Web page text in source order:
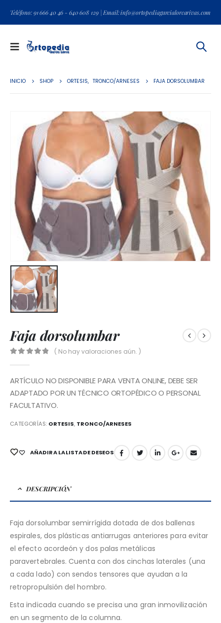
Teléfono: 91 666 40 46 - 640 608 129 | Email: info@ortopediagarcialorcarivas.com
INICIO SHOP ORTESIS, TRONCO/ARNESES FAJA DORSOLUMBAR
Faja dorsolumbar
( No hay valoraciones aún. )
ARTÍCULO NO DISPONIBLE PARA VENTA ONLINE, DEBE SER
ADAPTADO POR UN TÉCNICO ORTOPÉDICO O PERSONAL
FACULTATIVO.
CATEGORÍAS: ORTESIS, TRONCO/ARNESES
AÑADIR A LA LISTA DE DESEOS
DESCRIPCIÓN
Faja dorsolumbar semirrígida dotada de dos ballenas
espirales, dos plásticas antiarrugas anteriores para evitar
el efecto acordeón y dos palas metálicas
paravertebrales. Cuenta con dos cinchas laterales (una
a cada lado) con sendos tensores que ayudan a la
retropropulsión del hombro.
Esta indicada cuando se precisa una gran inmovilización
en un segmento de la columna.